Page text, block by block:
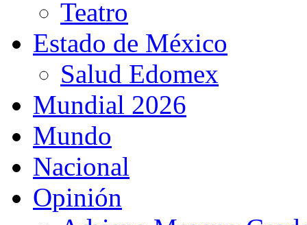
Teatro
Estado de México
Salud Edomex
Mundial 2026
Mundo
Nacional
Opinión